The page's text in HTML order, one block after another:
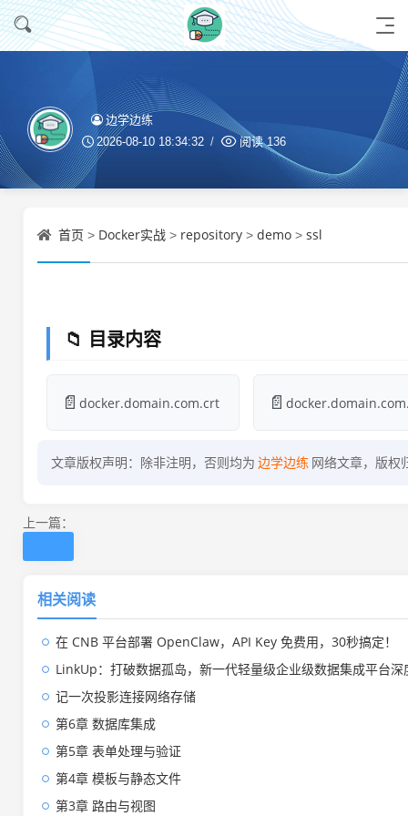
边学边练
2026-08-10 18:34:32 阅读136
首页 > Docker实战 > repository > demo > ssl
📁 目录内容
📄 docker.domain.com.crt 📄
文章版权声明：除非注明，否则均为 边学边练 网络文章，版权
上一篇：
相关阅读
在 CNB 平台部署 OpenClaw，API Key 免费用，30秒搞定！
LinkUp：打破数据孤岛，新一代轻量级企业级数据集成平台深
记一次投影连接网络存储
第6章 数据库集成
第5章 表单处理与验证
第4章 模板与静态文件
第3章 路由与视图